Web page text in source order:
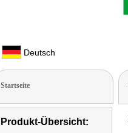
Deutsch
Startseite
Produkt-Übersicht: